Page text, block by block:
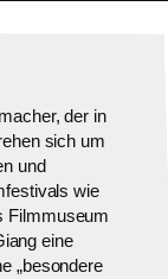
der in
sich um
und
wie
Filmmuseum
eine
„besondere